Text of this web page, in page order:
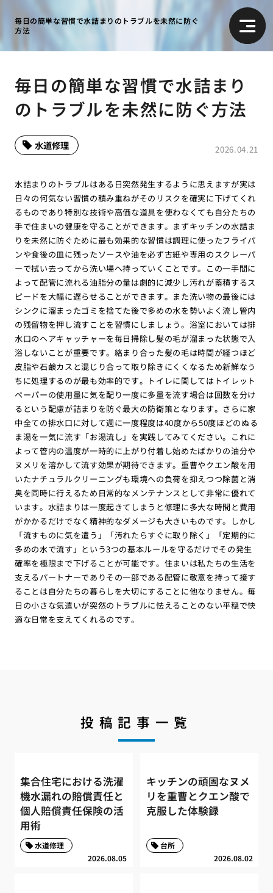
毎日の簡単な習慣で水詰まりのトラブルを未然に防ぐ
方法
毎日の簡単な習慣で水詰まり
のトラブルを未然に防ぐ方法
2026.04.21
水道修理
水詰まりのトラブルはある日突然発生するように思えますが実は
日々の何気ない習慣の積み重ねがそのリスクを確実に下げてくれ
るものであり特別な技術や高価な道具を使わなくても自分たちの
手で住まいの健康を守ることができます。まずキッチンの水詰ま
りを未然に防ぐために最も効果的な習慣は調理に使ったフライパ
ンや食後の皿に残ったソースや油を必ず古紙や専用のスクレーパ
ーで拭い去ってから洗い場へ持っていくことです。この一手間に
よって配管に流れる油脂分の量は劇的に減少し汚れが蓄積するス
ピードを大幅に遅らせることができます。また洗い物の最後には
シンクに溜まったゴミを捨てた後で多めの水を勢いよく流し管内
の残留物を押し流すことを習慣にしましょう。浴室においては排
水口のヘアキャッチャーを毎日掃除し髪の毛が溜まった状態で入
浴しないことが重要です。絡まり合った髪の毛は時間が経つほど
皮脂や石鹸カスと混じり合って取り除きにくくなるため新鮮なう
ちに処理するのが最も効率的です。トイレに関してはトイレット
ペーパーの使用量に気を配り一度に多量を流す場合は回数を分け
るという配慮が詰まりを防ぐ最大の防衛策となります。さらに家
中全ての排水口に対して週に一度程度は40度から50度ほどのぬる
ま湯を一気に流す「お湯流し」を実践してみてください。これに
よって管内の温度が一時的に上がり付着し始めたばかりの油分や
ヌメリを溶かして流す効果が期待できます。重曹やクエン酸を用
いたナチュラルクリーニングも環境への負荷を抑えつつ除菌と消
臭を同時に行えるため日常的なメンテナンスとして非常に優れて
います。水詰まりは一度起きてしまうと修理に多大な時間と費用
がかかるだけでなく精神的なダメージも大きいものです。しかし
「流すものに気を遣う」「汚れたらすぐに取り除く」「定期的に
多めの水で流す」という3つの基本ルールを守るだけでその発生
確率を極限まで下げることが可能です。住まいは私たちの生活を
支えるパートナーでありその一部である配管に敬意を持って接す
ることは自分たちの暮らしを大切にすることに他なりません。毎
日の小さな気遣いが突然のトラブルに怯えることのない平穏で快
適な日常を支えてくれるのです。
投稿記事一覧
集合住宅における洗濯
機水漏れの賠償責任と
個人賠償責任保険の活
用術
2026.08.05
水道修理
キッチンの頑固なヌメ
リを重曹とクエン酸で
克服した体験録
2026.08.02
台所